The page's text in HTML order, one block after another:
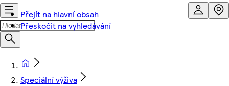
Přejít na hlavní obsah
Přeskočit na vyhledávání
Speciální výživa